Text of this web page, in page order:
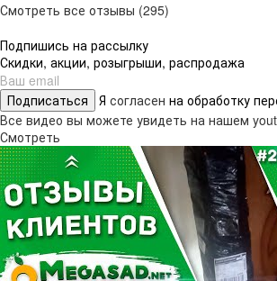
Смотреть все отзывы (295)
Подпишись на рассылку
Скидки, акции, розыгрыши, распродажа
Подписаться Я согласен на обработку
Все видео вы можете увидеть на нашем
Смотреть